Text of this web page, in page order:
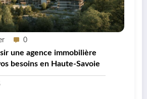
0
une agence immobilière
besoins en Haute-Savoie